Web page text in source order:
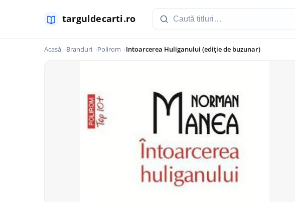
Acasă Branduri Polirom Intoarcerea Huliganului (ediție de buzunar)